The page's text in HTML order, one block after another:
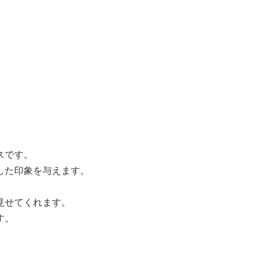
す。
印象を与えます。
てくれます。